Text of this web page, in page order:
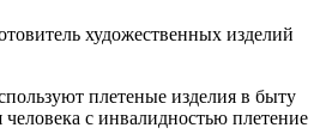
художественных изделий
плетеные изделия в быту
с инвалидностью плетение